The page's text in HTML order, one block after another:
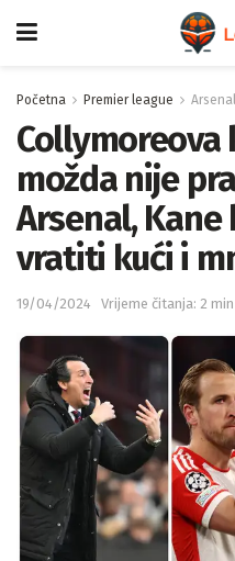
Početna Premier league
Collymoreova
možda nije
Arsenal, Kane
vratiti kući i
19/04/2024 Vrijeme čitanja: 2